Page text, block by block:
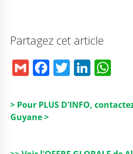
Partagez cet article
G
ai
l
F
c
o
T
it
r
Li
k
n
a
p
> Pour PLUS D'INFO,
Guyane >